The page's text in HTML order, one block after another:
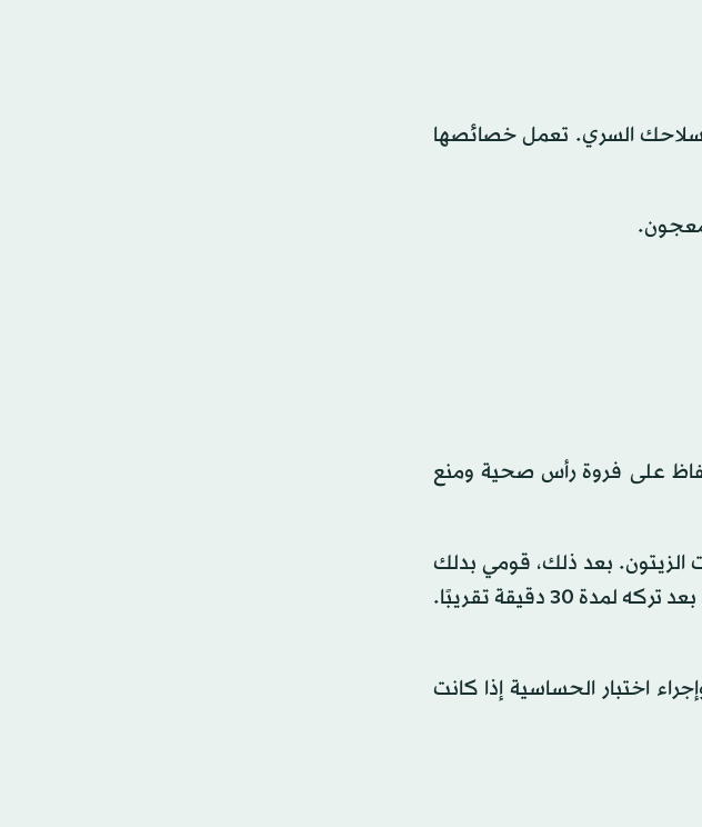
سلاحك السري. تعمل خصائصها
معجون.
على فروة رأس صحية ومنع
الزيتون. بعد ذلك، قومي بدلك
هذا الخليط بلطف بفروة رأسك وشعرك. يمكنك بعد ذلك استخدام الشامبو والبلسم كالمعتاد بعد تركه لمدة 30 دقيقة تقريبًا.
اختبار الحساسية إذا كانت